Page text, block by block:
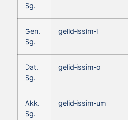
Sg.
Gen.
Sg.
gelid‑issim‑i
Dat.
Sg.
gelid‑issim‑o
Akk.
Sg.
gelid‑issim‑um